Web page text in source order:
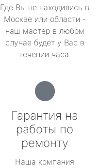
Где Вы не находились в
Москве или области -
наш мастер в любом
случае будет у Вас в
течении часа.
Гарантия на
работы по
ремонту
Наша компания